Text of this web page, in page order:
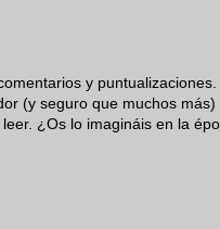
y
(y seguro que muchos
¿Os lo imagináis en la